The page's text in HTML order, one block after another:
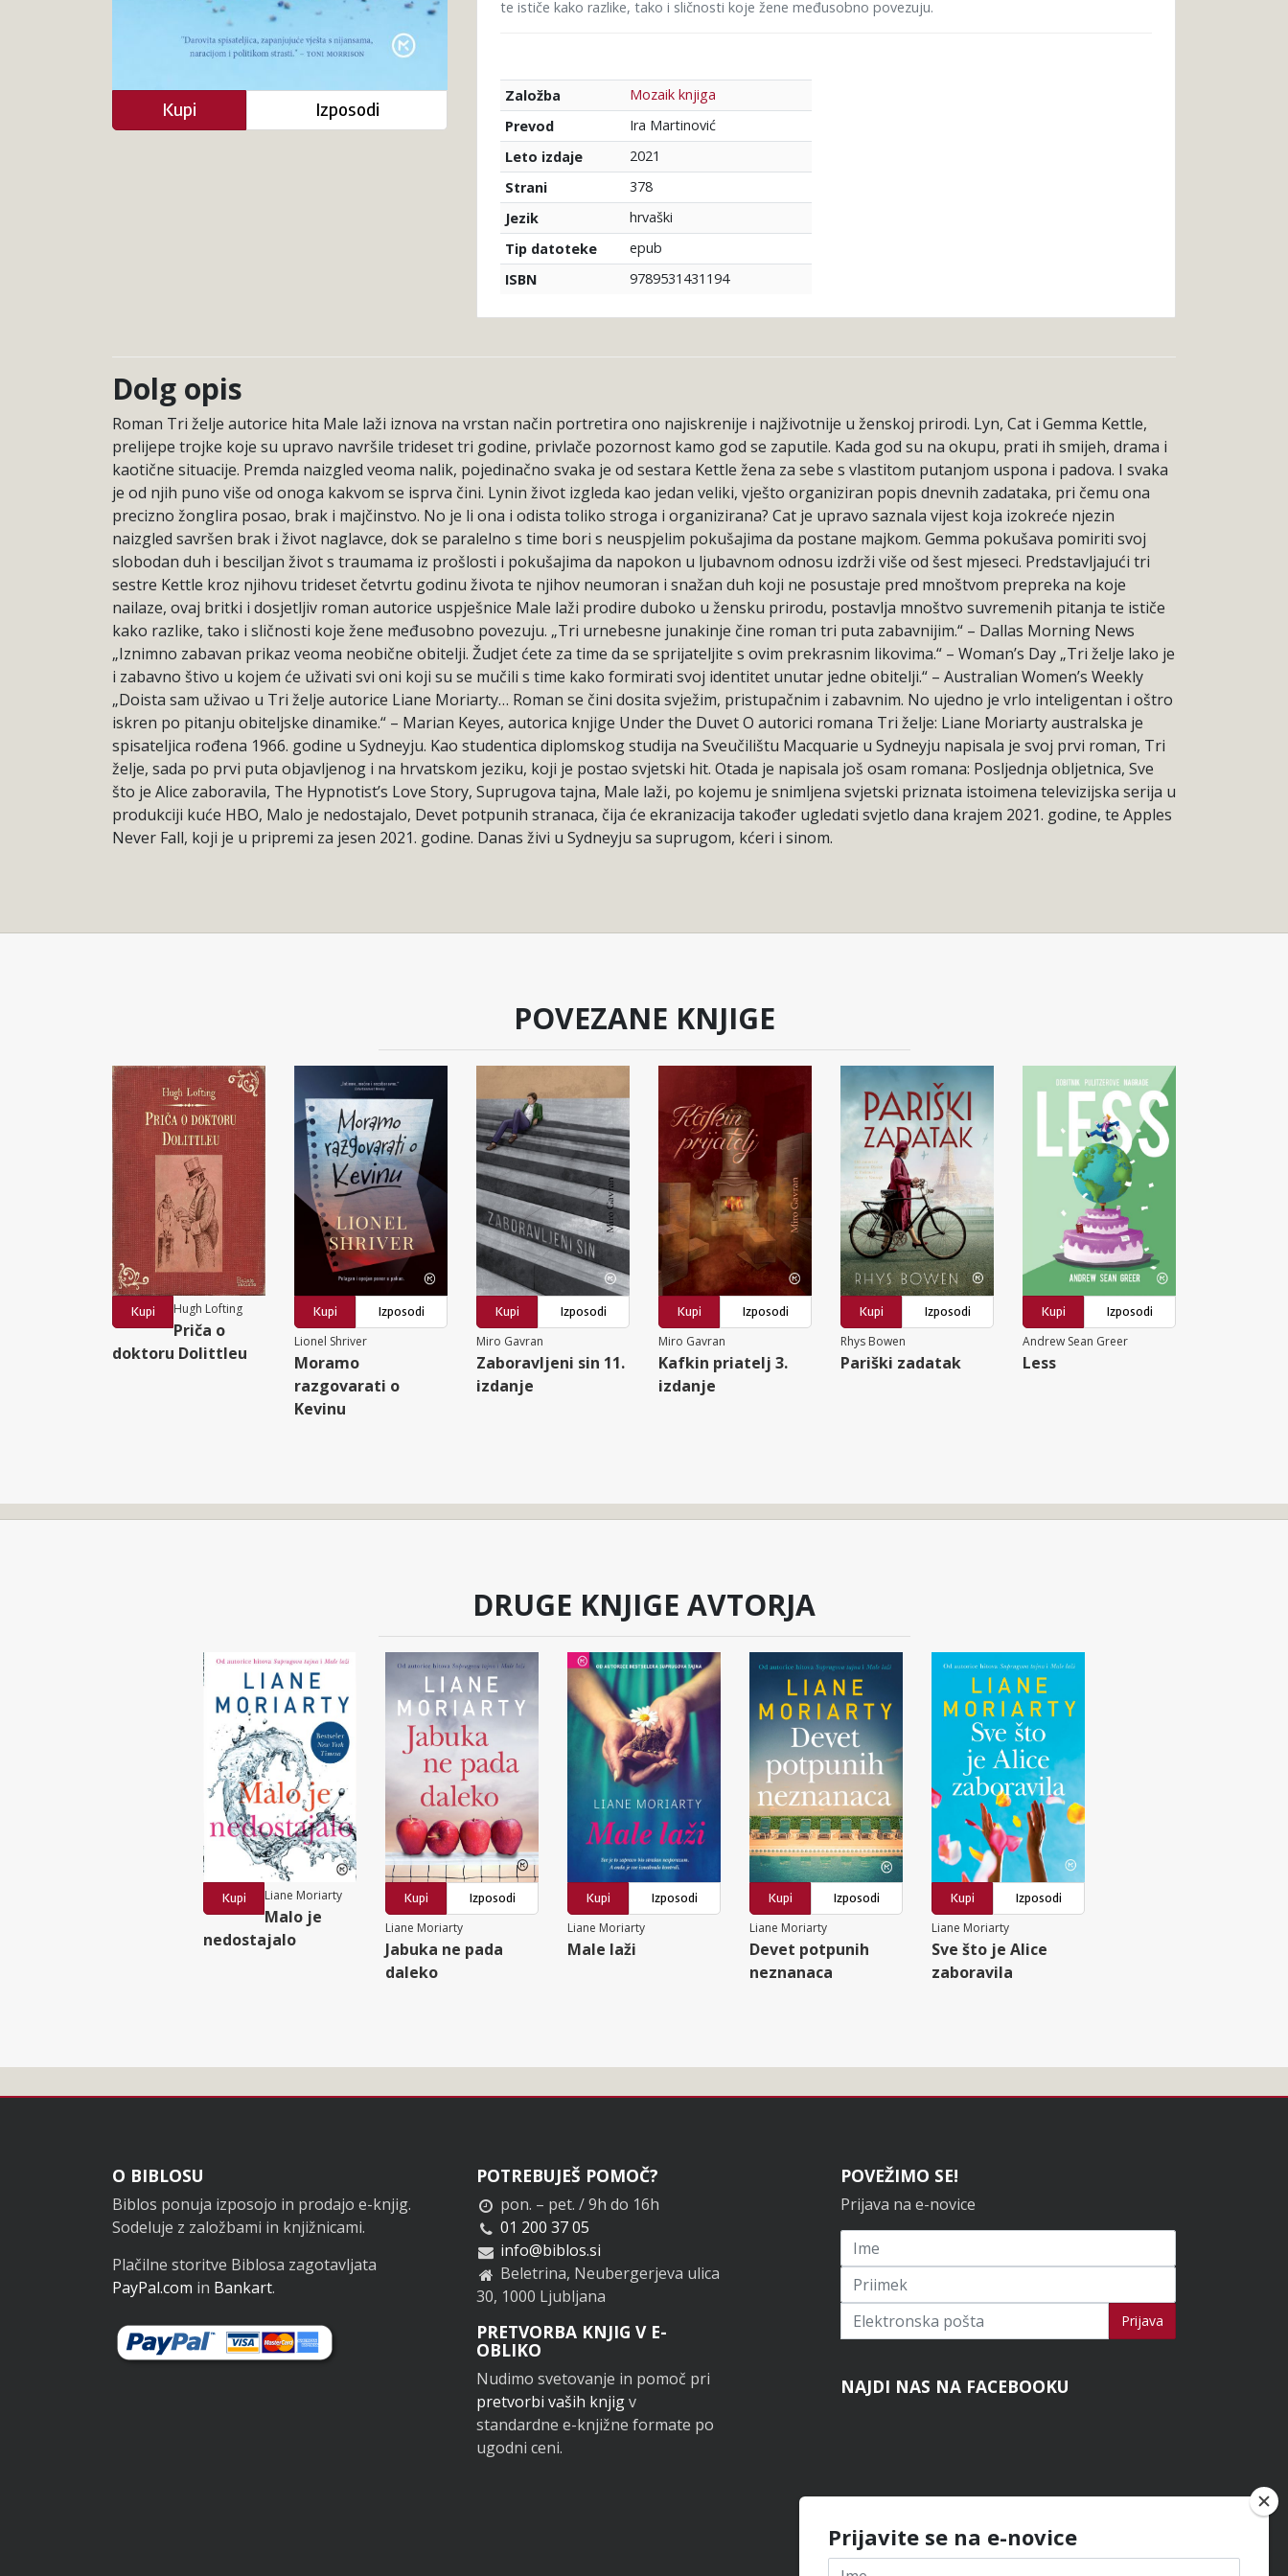
te ističe kako razlike, tako i sličnosti koje žene međusobno povezuju.
Založba
Mozaik knjiga
Prevod
Ira Martinović
Leto izdaje
2021
Strani
378
Jezik
hrvaški
Tip datoteke
epub
ISBN
9789531431194
Kupi Izposodi
Dolg opis
Roman Tri želje autorice hita Male laži iznova na vrstan način portretira ono najiskrenije i najživotnije u ženskoj prirodi. Lyn, Cat i Gemma Kettle,
prelijepe trojke koje su upravo navršile trideset tri godine, privlače pozornost kamo god se zaputile. Kada god su na okupu, prati ih smijeh, drama i
kaotične situacije. Premda naizgled veoma nalik, pojedinačno svaka je od sestara Kettle žena za sebe s vlastitom putanjom uspona i padova. I svaka
je od njih puno više od onoga kakvom se isprva čini. Lynin život izgleda kao jedan veliki, vješto organiziran popis dnevnih zadataka, pri čemu ona
precizno žonglira posao, brak i majčinstvo. No je li ona i odista toliko stroga i organizirana? Cat je upravo saznala vijest koja izokreće njezin
naizgled savršen brak i život naglavce, dok se paralelno s time bori s neuspjelim pokušajima da postane majkom. Gemma pokušava pomiriti svoj
slobodan duh i besciljan život s traumama iz prošlosti i pokušajima da napokon u ljubavnom odnosu izdrži više od šest mjeseci. Predstavljajući tri
sestre Kettle kroz njihovu trideset četvrtu godinu života te njihov neumoran i snažan duh koji ne posustaje pred mnoštvom prepreka na koje
nailaze, ovaj britki i dosjetljiv roman autorice uspješnice Male laži prodire duboko u žensku prirodu, postavlja mnoštvo suvremenih pitanja te ističe
kako razlike, tako i sličnosti koje žene međusobno povezuju. „Tri urnebesne junakinje čine roman tri puta zabavnijim.“ – Dallas Morning News
„Iznimno zabavan prikaz veoma neobične obitelji. Žudjet ćete za time da se sprijateljite s ovim prekrasnim likovima.“ – Woman’s Day „Tri želje lako je
i zabavno štivo u kojem će uživati svi oni koji su se mučili s time kako formirati svoj identitet unutar jedne obitelji.“ – Australian Women’s Weekly
„Doista sam uživao u Tri želje autorice Liane Moriarty… Roman se čini dosita svježim, pristupačnim i zabavnim. No ujedno je vrlo inteligentan i oštro
iskren po pitanju obiteljske dinamike.“ – Marian Keyes, autorica knjige Under the Duvet O autorici romana Tri želje: Liane Moriarty australska je
spisateljica rođena 1966. godine u Sydneyju. Kao studentica diplomskog studija na Sveučilištu Macquarie u Sydneyju napisala je svoj prvi roman, Tri
želje, sada po prvi puta objavljenog i na hrvatskom jeziku, koji je postao svjetski hit. Otada je napisala još osam romana: Posljednja obljetnica, Sve
što je Alice zaboravila, The Hypnotist’s Love Story, Suprugova tajna, Male laži, po kojemu je snimljena svjetski priznata istoimena televizijska serija u
produkciji kuće HBO, Malo je nedostajalo, Devet potpunih stranaca, čija će ekranizacija također ugledati svjetlo dana krajem 2021. godine, te Apples
Never Fall, koji je u pripremi za jesen 2021. godine. Danas živi u Sydneyju sa suprugom, kćeri i sinom.
POVEZANE KNJIGE
Kupi Hugh Lofting
Priča o
doktoru Dolittleu
Kupi
Izposodi
Lionel Shriver
Moramo
razgovarati o
Kevinu
Kupi
Izposodi
Miro Gavran
Zaboravljeni sin 11.
izdanje
Kupi
Izposodi
Miro Gavran
Kafkin priatelj 3.
izdanje
Kupi
Izposodi
Rhys Bowen
Pariški zadatak
Kupi
Izposodi
Andrew Sean Greer
Less
DRUGE KNJIGE AVTORJA
Kupi Liane Moriarty
Malo je
nedostajalo
Kupi
Izposodi
Liane Moriarty
Jabuka ne pada
daleko
Kupi
Izposodi
Liane Moriarty
Male laži
Kupi
Izposodi
Liane Moriarty
Devet potpunih
neznanaca
Kupi
Izposodi
Liane Moriarty
Sve što je Alice
zaboravila
Noga
O BIBLOSU
Biblos ponuja izposojo in prodajo e-knjig.
Sodeluje z založbami in knjižnicami.
Plačilne storitve Biblosa zagotavljata
PayPal.com in Bankart.
POTREBUJEŠ POMOČ?
pon. – pet. / 9h do 16h
01 200 37 05
info@biblos.si
Beletrina, Neubergerjeva ulica
30, 1000 Ljubljana
PRETVORBA KNJIG V E-
OBLIKO
Nudimo svetovanje in pomoč pri
pretvorbi vaših knjigv
standardne e-knjižne formate po
ugodni ceni.
POVEŽIMO SE!
Prijava na e-novice
Prijavi se na novice Prijava
NAJDI NAS NA FACEBOOKU
Prijavite se na e-novice